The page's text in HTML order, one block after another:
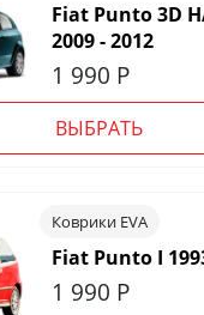
Fiat Punto 3D
2009 - 2012
1 990 Р
ВЫБРАТЬ
Коврики EVA
Fiat Punto I
1 990 Р